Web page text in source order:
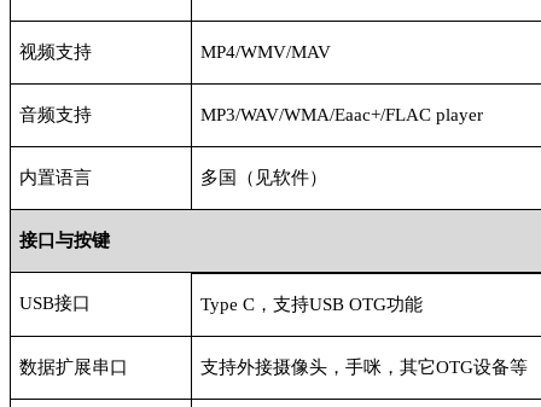
视频支持 MP4/WMV/MAV
音频支持 MP3/WAV/WMA/Eaac+/FLAC player
内置语言 多国（见软件）
接口与按键
USB接口 Type C，支持USB OTG功能
数据扩展串口 支持外接摄像头，手咪，其它OTG设备等